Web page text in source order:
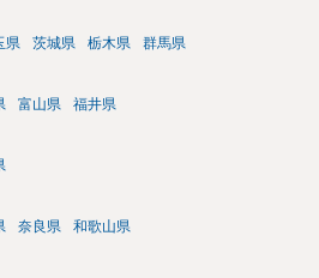
県 茨城県 栃木県 群馬県
富山県 福井県
奈良県 和歌山県